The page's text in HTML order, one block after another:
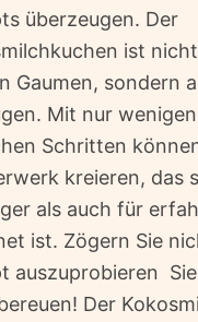
überzeugen. Der
ist
Gaumen, sondern
Mit nur
Schritten
kreieren, das
als auch für
ist. Zögern Sie
auszuprobieren 
Der